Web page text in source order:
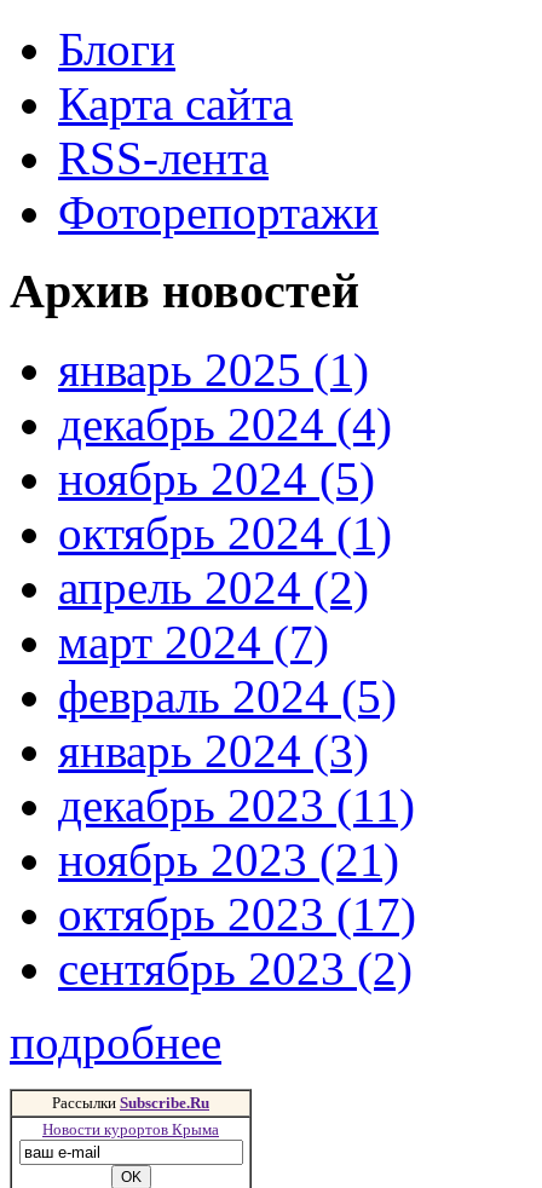
Блоги
Карта сайта
RSS-лента
Фоторепортажи
Архив новостей
январь 2025 (1)
декабрь 2024 (4)
ноябрь 2024 (5)
октябрь 2024 (1)
апрель 2024 (2)
март 2024 (7)
февраль 2024 (5)
январь 2024 (3)
декабрь 2023 (11)
ноябрь 2023 (21)
октябрь 2023 (17)
сентябрь 2023 (2)
подробнее
Рассылки Subscribe.Ru
Новости курортов Крыма